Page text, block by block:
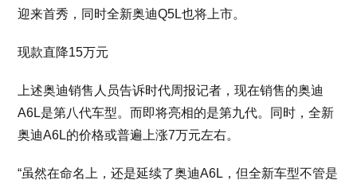
迎来首秀，同时全新奥迪Q5L也将上市。
现款直降15万元
上述奥迪销售人员告诉时代周报记者，现在销售的奥迪
A6L是第八代车型。而即将亮相的是第九代。同时，全新
奥迪A6L的价格或普遍上涨7万元左右。
“虽然在命名上，还是延续了奥迪A6L，但全新车型不管是